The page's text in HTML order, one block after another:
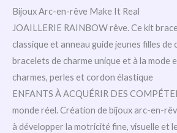
Bijoux Arc-en-rêve Make It Real
JOAILLERIE RAINBOW rêve. Ce kit
classique et anneau guide jeunes filles
bracelets de charme unique et à la mode
charmes, perles et cordon élastique
ENFANTS À ACQUÉRIR DES
monde réel. Création de bijoux arc-en-
à développer la motricité fine, visuelle et